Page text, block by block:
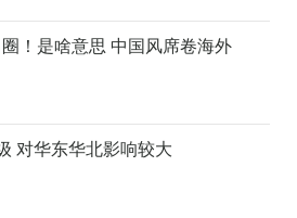
！是啥意思 中国风席卷海外
对华东华北影响较大